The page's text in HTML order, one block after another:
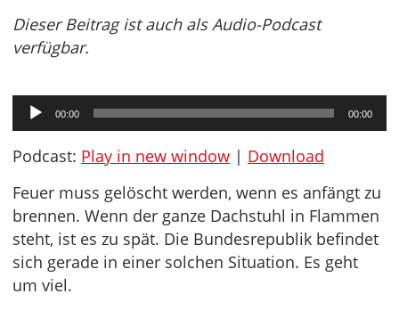
Dieser Beitrag ist auch als Audio-Podcast
verfügbar.
Audio-
Player
00:00 00:00
Podcast: Play in new window | Download
Feuer muss gelöscht werden, wenn es anfängt zu
brennen. Wenn der ganze Dachstuhl in Flammen
steht, ist es zu spät. Die Bundesrepublik befindet
sich gerade in einer solchen Situation. Es geht
um viel.